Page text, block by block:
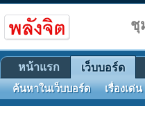
ชุ
หน้าแรก เว็บบอร์ด
ค้นหาในเว็บบอร์ด เรื่องเด่น